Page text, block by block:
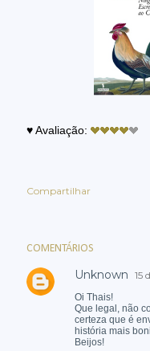
♥Avaliação:
Compartilhar
COMENTÁRIOS
Unknown 15
Oi Thais!
Que legal, não
certeza que é
história mais
Beijos!